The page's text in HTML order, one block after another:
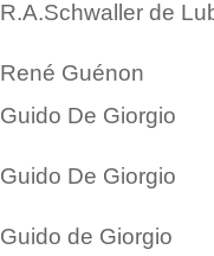
R.A.Schwaller de
René Guénon
Guido De Giorgio
Guido De Giorgio
Guido de Giorgio